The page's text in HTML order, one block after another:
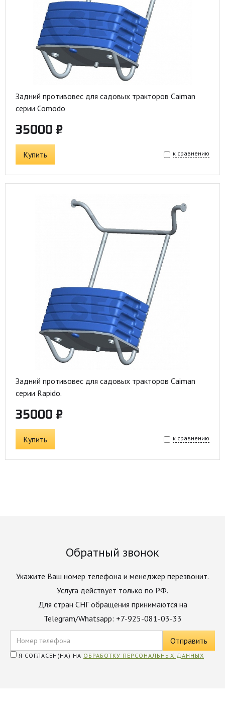
Задний противовес для садовых тракторов Caiman
серии Comodo
35000 ₽
Купить к сравнению
Задний противовес для садовых тракторов Caiman
серии Rapido.
35000 ₽
Купить к сравнению
Обратный звонок
Укажите Ваш номер телефона и менеджер перезвонит.
Услуга действует только по РФ.
Для стран СНГ обращения принимаются на
Telegram/Whatsapp: +7-925-081-03-33
Я СОГЛАСЕН(НА) НА ОБРАБОТКУ ПЕРСОНАЛЬНЫХ ДАННЫХ